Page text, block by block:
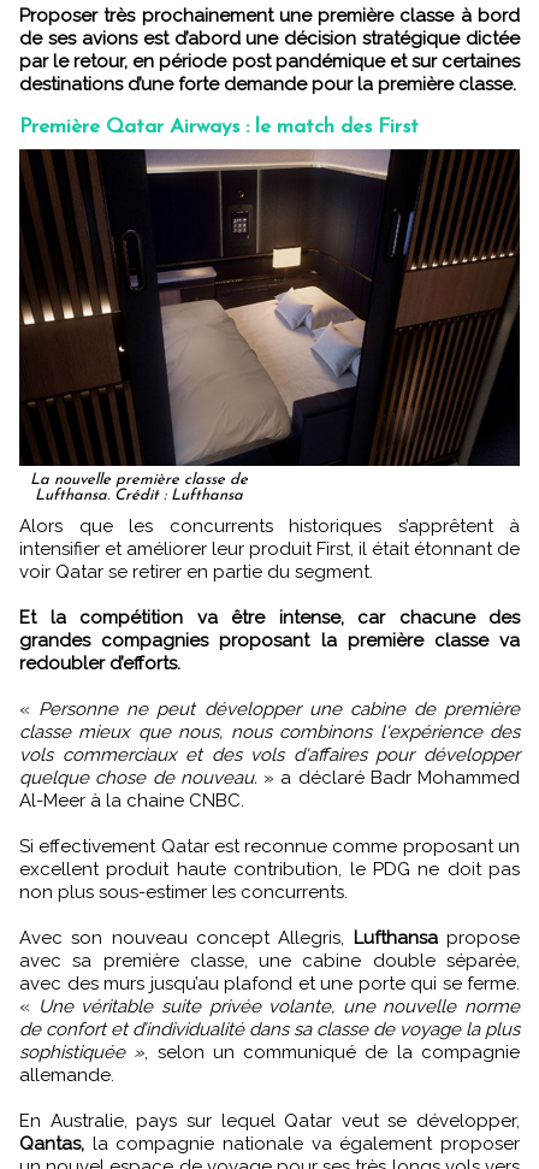
Proposer très prochainement une première classe à bord
de ses avions est d’abord une décision stratégique dictée
par le retour, en période post pandémique et sur certaines
destinations d’une forte demande pour la première classe.
Première Qatar Airways : le match des First
La nouvelle première classe de
Lufthansa. Crédit : Lufthansa
Alors que les concurrents historiques s’apprêtent à
intensifier et améliorer leur produit First, il était étonnant de
voir Qatar se retirer en partie du segment.
Et la compétition va être intense, car chacune des
grandes compagnies proposant la première classe va
redoubler d’efforts.
« Personne ne peut développer une cabine de première
classe mieux que nous, nous combinons l'expérience des
vols commerciaux et des vols d'affaires pour développer
quelque chose de nouveau. » a déclaré Badr Mohammed
Al-Meer à la chaine CNBC.
Si effectivement Qatar est reconnue comme proposant un
excellent produit haute contribution, le PDG ne doit pas
non plus sous-estimer les concurrents.
Avec son nouveau concept Allegris, Lufthansapropose
avec sa première classe, une cabine double séparée,
avec des murs jusqu’au plafond et une porte qui se ferme.
« Une véritable suite privée volante, une nouvelle norme
de confort et d’individualité dans sa classe de voyage la plus
sophistiquée », selon un communiqué de la compagnie
allemande.
En Australie, pays sur lequel Qatar veut se développer,
Qantas, la compagnie nationale va également proposer